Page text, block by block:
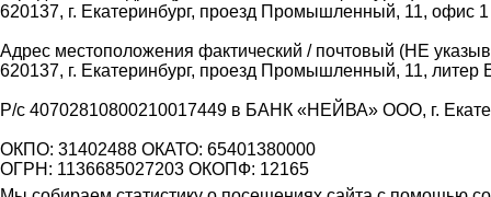
620137, г. Екатеринбург, проезд Промышленный, 11, офис 1
Адрес местоположения фактический / почтовый (НЕ
620137, г. Екатеринбург, проезд Промышленный, 11, литер
Р/с 40702810800210017449 в БАНК «НЕЙВА» ООО, г.
ОКПО: 31402488 ОКАТО: 65401380000
ОГРН: 1136685027203 ОКОПФ: 12165